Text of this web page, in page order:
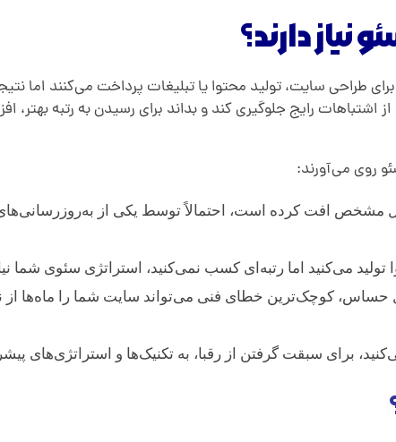
دارند؟
طراحی سایت، تولید محتوا یا تبلیغات پرداخت می‌کنند اما
رایج جلوگیری کند و بداند برای رسیدن به رتبه
روی می‌آورند:
مشخص افت کرده است، احتمالاً توسط یکی از
می‌کنید اما رتبه‌ای کسب نمی‌کنید، استراتژی سئوی شما
حساس، کوچک‌ترین خطای فنی می‌تواند سایت شما را ماه‌ها از
برای سبقت گرفتن از رقبا، به تکنیک‌ها و استراتژی‌های